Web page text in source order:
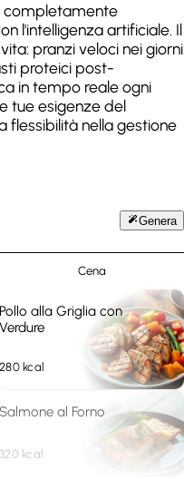
completamente
l'intelligenza artificiale. Il
pranzi veloci nei giorni
proteici post-
in tempo reale ogni
tue esigenze del
flessibilità nella gestione
Genera
Cena
Pollo alla Griglia con
Verdure
280 kcal
Salmone al Forno
320 kcal